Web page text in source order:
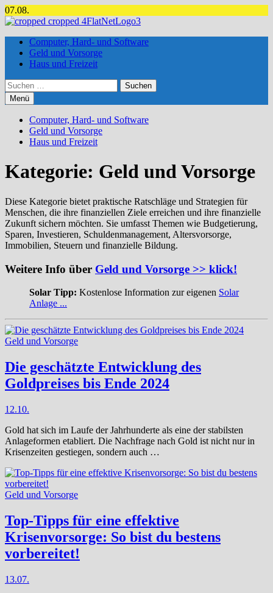
Zum
Inhalt
07.08.
Computer, Hard- und Software
Geld und Vorsorge
Haus und Freizeit
Suchen
nach:
Menü
Computer, Hard- und Software
Geld und Vorsorge
Haus und Freizeit
Kategorie: Geld und Vorsorge
Diese Kategorie bietet praktische Ratschläge und Strategien für
Menschen, die ihre finanziellen Ziele erreichen und ihre finanzielle
Zukunft sichern möchten. Sie umfasst Themen wie Budgetierung,
Sparen, Investieren, Schuldenmanagement, Altersvorsorge,
Immobilien, Steuern und finanzielle Bildung.
Weitere Info über Geld und Vorsorge >> klick!
Solar Tipp: Kostenlose Information zur eigenen Solar
Anlage ...
Geld und Vorsorge
Die geschätzte Entwicklung des
Goldpreises bis Ende 2024
12.10.
Gold hat sich im Laufe der Jahrhunderte als eine der stabilsten
Anlageformen etabliert. Die Nachfrage nach Gold ist nicht nur in
Krisenzeiten gestiegen, sondern auch …
Geld und Vorsorge
Top-Tipps für eine effektive
Krisenvorsorge: So bist du bestens
vorbereitet!
13.07.